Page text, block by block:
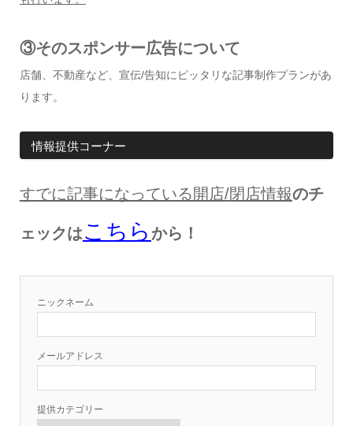
③そのスポンサー広告について
店舗、不動産など、宣伝/告知にピッタリな記事制作プランがあ
ります。
情報提供コーナー
すでに記事になっている開店/閉店情報のチ
ェックはこちら から！
ニックネーム
メールアドレス
提供カテゴリー